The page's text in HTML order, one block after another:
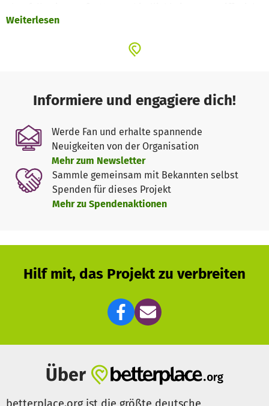
wiewohl man sonst vielleicht nicht so viel miteinander zu
anders als in der Stadt, in der jede Nische streng
auch einen Bildungsauftrag in der Region, nämlich das
Überraschende und Ungewohnte den Menschen
anzubieten und damit Neugier und Flexibilität bei den
Zuhörern zu erzeugen.
Möchte man das Wesen des Schönberger Musiksommers
mit einem Wort beschreiben, wäre es das Wort
„Begegnungen“ passend. Begegnungen zwischen Stilen
von geistlich zu konzertant, von christlich über spirituell
gleichzeitig darüber hinausweist. So gelingt letztendlich
auch die Begegnung des Zuhörers mit sich selbst über die
Projektionsfläche der Musik.
Getragen wird das Festival von vielen ehrenamtlichen
Privatpersonen fördern Konzerte und machen auf diese
Weise Highlights unter den Veranstaltungen möglich.
Weiterlesen
Informiere und engagiere dich!
Werde Fan und erhalte spannende
Neuigkeiten von der Organisation
Mehr zum Newsletter
Sammle gemeinsam mit Bekannten selbst
Spenden für dieses Projekt
Mehr zu Spendenaktionen
Hilf mit, das Projekt zu verbreiten
Über